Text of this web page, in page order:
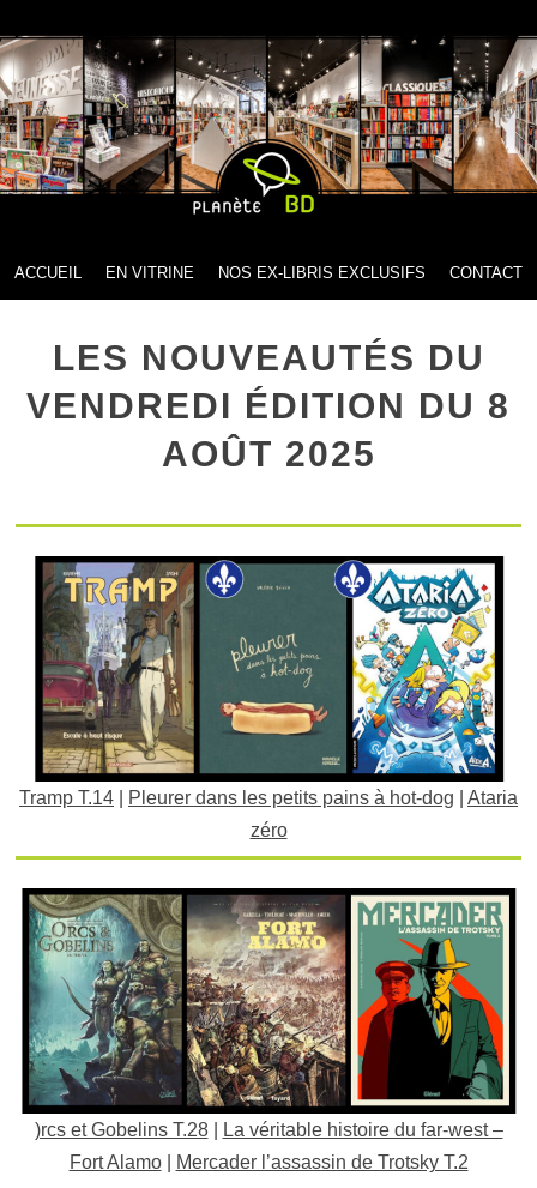
MENU
SKIP TO CONTENT
ACCUEIL EN VITRINE NOS EX-LIBRIS EXCLUSIFS CONTACT
LES NOUVEAUTÉS DU
VENDREDI ÉDITION DU 8
AOÛT 2025
Tramp T.14 Pleurer dans les petits pains à hot-dog
Ataria
zéro
)rcs et Gobelins T.28|
La véritable histoire du far-west –
Fort Alamo| Mercader l’assassin de Trotsky T.2